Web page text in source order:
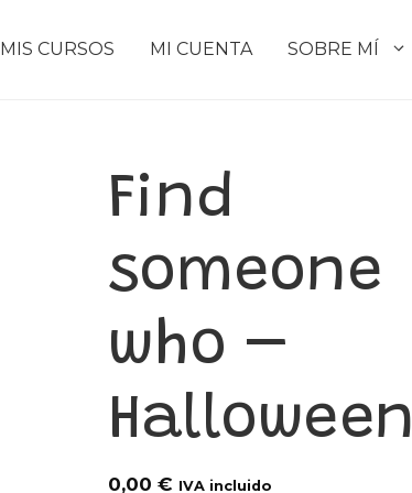
MIS CURSOS MI CUENTA SOBRE MÍ
Find
someone
who –
Halloween
0,00 € IVA incluido